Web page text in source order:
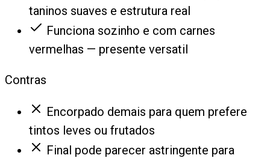
taninos suaves e estrutura real
Funciona sozinho e com carnes
vermelhas — presente versatil
Contras
Encorpado demais para quem prefere
tintos leves ou frutados
Final pode parecer astringente para